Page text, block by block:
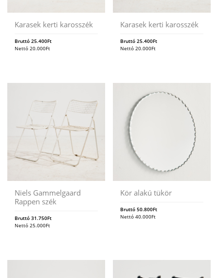
Karasek kerti karosszék
Bruttó 25.400Ft
Nettó 20.000Ft
Karasek kerti karosszék
Bruttó25.400Ft
Nettó20.000Ft
Niels Gammelgaard
Rappen szék
Bruttó 31.750Ft
Nettó 25.000Ft
Kör alakú tükör
Bruttó50.800Ft
Nettó40.000Ft